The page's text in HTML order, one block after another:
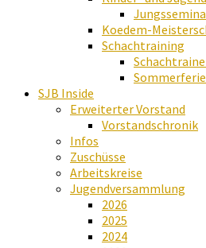
Koedem-
Schachtraining
SJB Inside
Erweiterter Vorstand
Vorstandschronik
Infos
Zuschüsse
Arbeitskreise
Jugendversammlung
2026
2025
2024